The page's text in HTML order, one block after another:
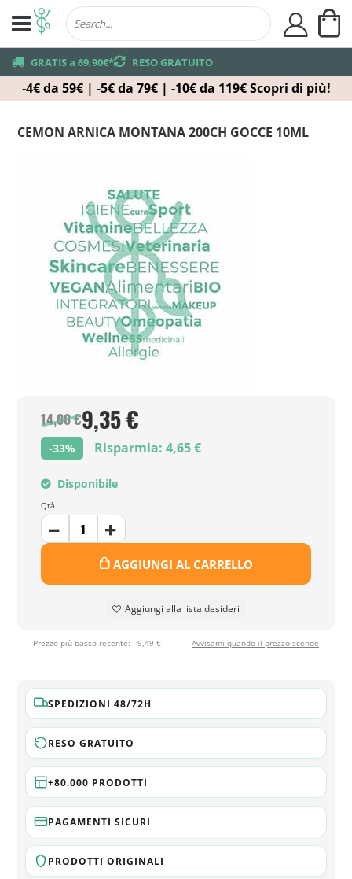
-4€ da 59€ | -5€ da 79€ | -10€ da 119€ Scopri di più!
truck GRATIS a 69,90€*returns RESO GRATUITO
user
CEMON ARNICA MONTANA 200CH GOCCE 10ML
14,00 €9,35 €
-33% Risparmia: 4,65 €
Disponibile
Qtà
AGGIUNGI AL CARRELLO
Aggiungi alla lista desideri
Prezzo più basso recente: 9,49 € Avvisami quando il prezzo scende
SPEDIZIONI 48/72H
RESO GRATUITO
+80.000 PRODOTTI
PAGAMENTI SICURI
PRODOTTI ORIGINALI